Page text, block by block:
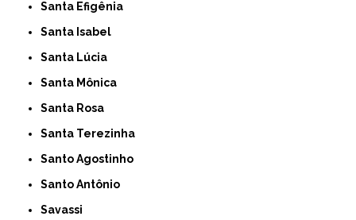
Santa Efigênia
Santa Isabel
Santa Lúcia
Santa Mônica
Santa Rosa
Santa Terezinha
Santo Agostinho
Santo Antônio
Savassi